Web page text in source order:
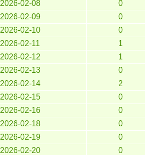
2026-02-08
0
2026-02-09
0
2026-02-10
0
2026-02-11
1
2026-02-12
1
2026-02-13
0
2026-02-14
2
2026-02-15
0
2026-02-16
0
2026-02-18
0
2026-02-19
0
2026-02-20
0